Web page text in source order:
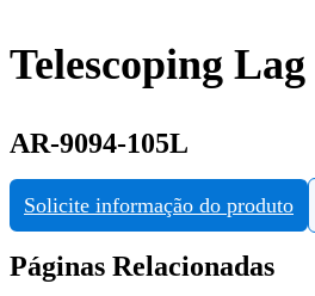
Telescoping
AR-9094-105L
Solicite informação do produto
Páginas Relacionadas